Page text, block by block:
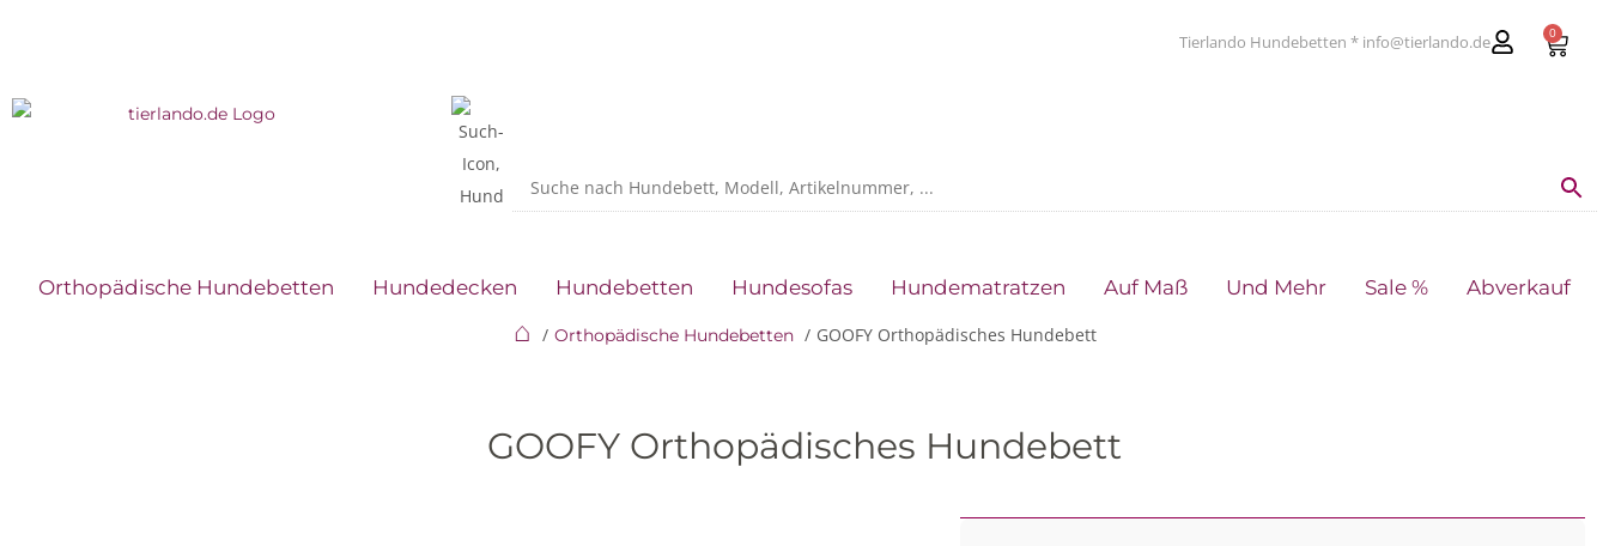
Tierlando Hundebetten * info@tierlando.de 0
Orthopädische Hundebetten Hundedecken Hundebetten Hundesofas Hundematratzen Auf Maß Und Mehr Sale % Abverkauf
⌂ Orthopädische Hundebetten GOOFY Orthopädisches Hundebett
GOOFY Orthopädisches Hundebett